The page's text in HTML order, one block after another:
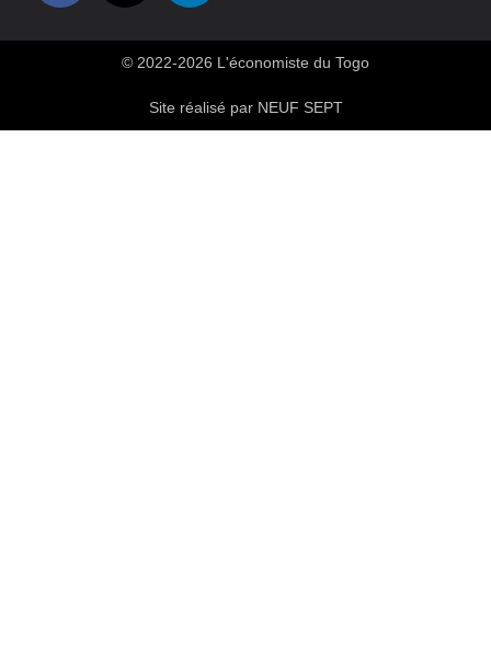
© 2022-2026 L'économiste du Togo
Site réalisé par NEUF SEPT